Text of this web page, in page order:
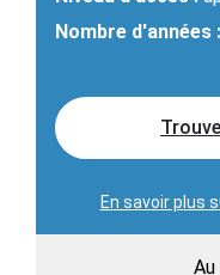
Nombre d'années :
En savoir plus
Au